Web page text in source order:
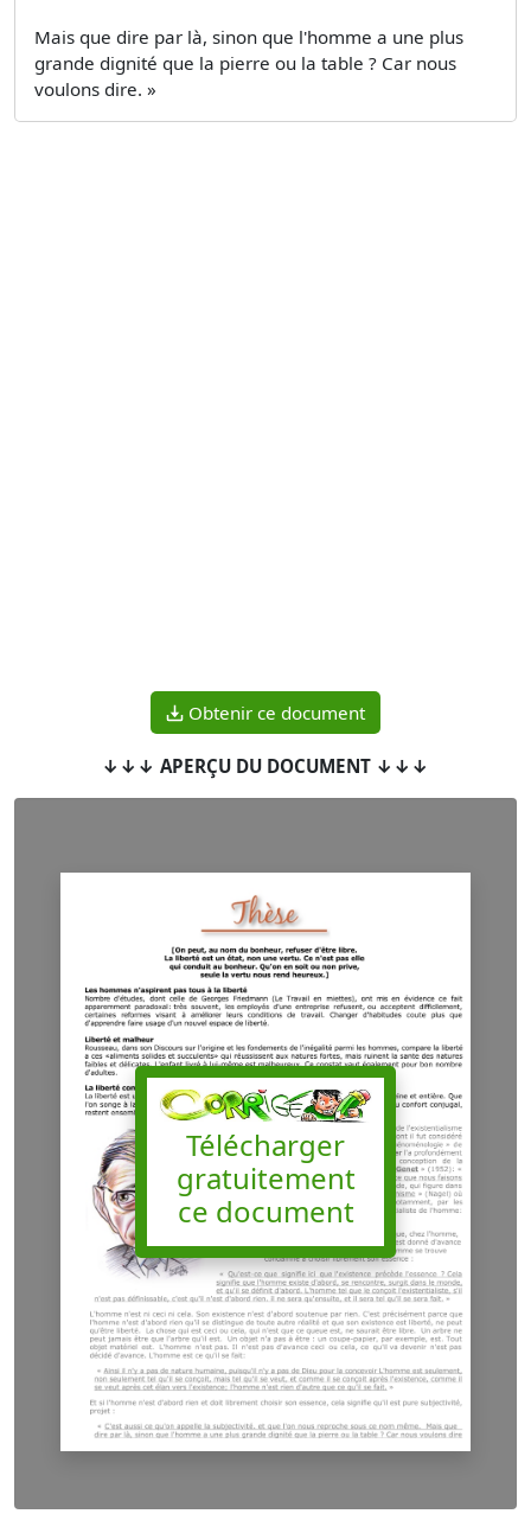
Mais que dire par là, sinon que l'homme a une plus
grande dignité que la pierre ou la table ? Car nous
voulons dire. »
Obtenir ce document
↓↓↓ APERÇU DU DOCUMENT ↓↓↓
Télécharger
gratuitement
ce document